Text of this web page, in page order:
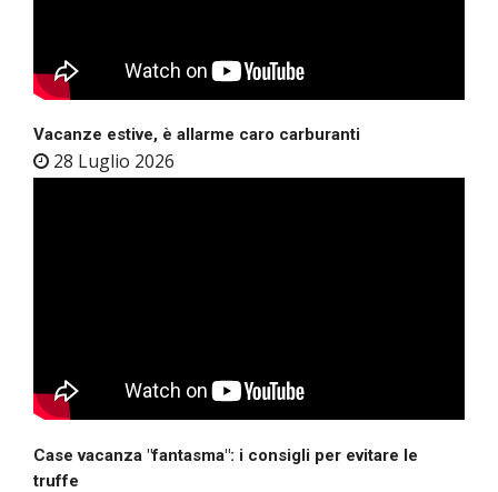
Vacanze estive, è allarme caro carburanti
28 Luglio 2026
Case vacanza "fantasma": i consigli per evitare le
truffe